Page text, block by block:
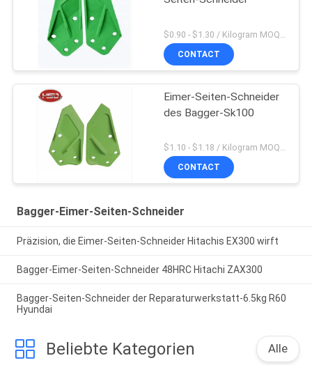
CONTACT
Eimer-Seiten-Schneider
des Bagger-Sk100
$1.10 - $1.18 / Kilogram MOQ:1000 Kilogramm/Kilogramm
CONTACT
Bagger-Eimer-Seiten-Schneider
Präzision, die Eimer-Seiten-Schneider Hitachis EX300 wirft
Bagger-Eimer-Seiten-Schneider 48HRC Hitachi ZAX300
Bagger-Seiten-Schneider der Reparaturwerkstatt-6.5kg R60
Hyundai
Beliebte Kategorien Alle